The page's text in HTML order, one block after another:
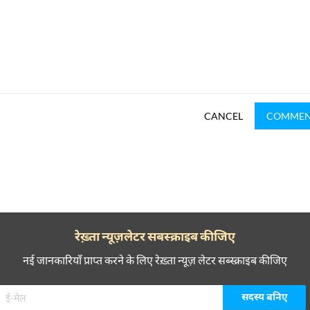
CANCEL
रेख़्ता न्यूज़लेटर सबस्क्राइब कीजिए
नई जानकारियाँ प्राप्त करने के लिए रेख़्ता न्यूज़ लेटर सब्स्क्राइब कीजिए